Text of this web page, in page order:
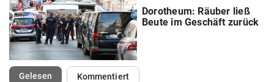
Dorotheum: Räuber ließ
Beute im Geschäft zurück
Gelesen(ausgewählt)Kommentiert